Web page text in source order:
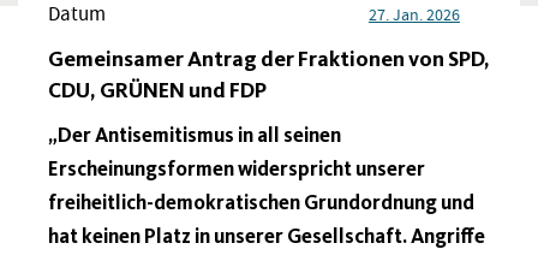
Datum 27. Jan. 2026
Gemeinsamer Antrag der Fraktionen von SPD,
CDU, GRÜNEN und FDP
„Der Antisemitismus in all seinen
Erscheinungsformen widerspricht unserer
freiheitlich-demokratischen Grundordnung und
hat keinen Platz in unserer Gesellschaft. Angriffe